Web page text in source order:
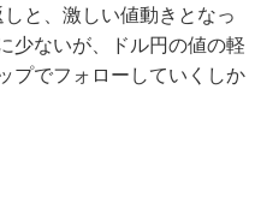
と、激しい値動きとなっ
少ないが、ドル円の値の軽
プでフォローしていくしか